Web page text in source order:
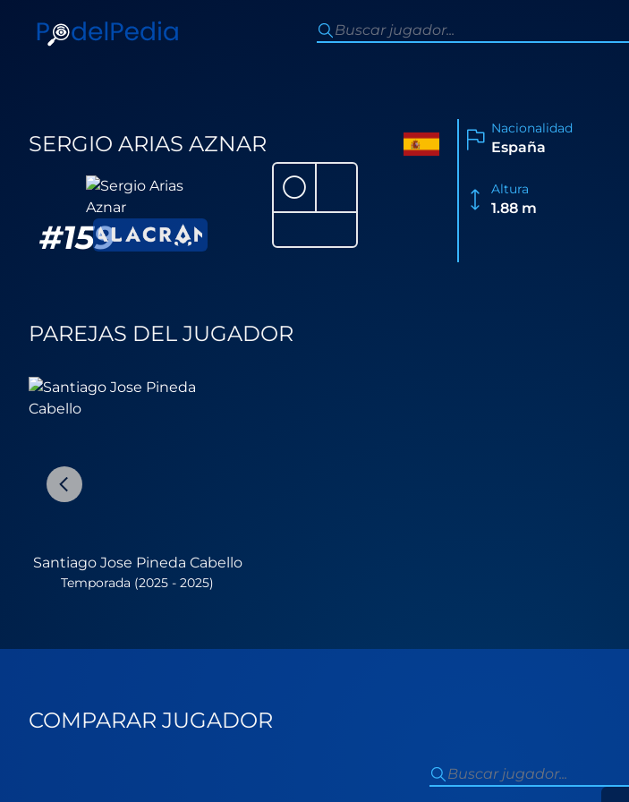
SERGIO ARIAS AZNAR
#159
⚪
Nacionalidad
España
Altura
1.88 m
PAREJAS DEL JUGADOR
Santiago Jose Pineda Cabello
Temporada (2025 - 2025)
COMPARAR JUGADOR